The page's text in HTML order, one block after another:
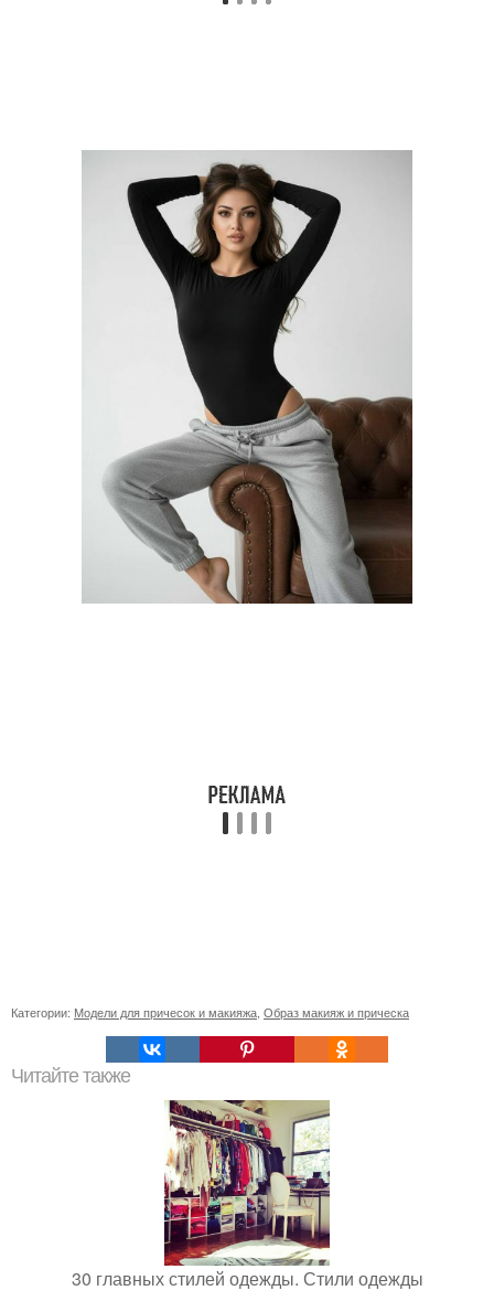
Категории: Модели для причесок и макияжа Образ макияж и прическа
Читайте также
30 главных стилей одежды. Стили одежды